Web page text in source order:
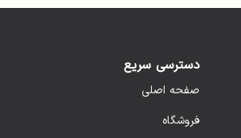
دسترسی سریع
صفحه اصلی
فروشگاه